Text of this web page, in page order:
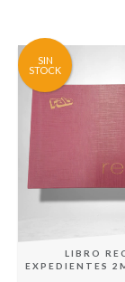
SIN
STOCK
LIBRO
EXPEDIENTES